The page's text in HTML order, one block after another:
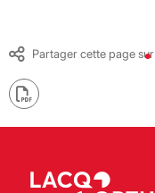
Partager cette page sur